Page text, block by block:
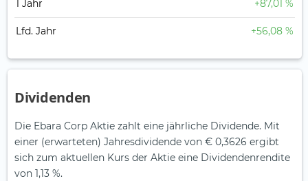
1 Jahr +87,01 %
Lfd. Jahr +56,08 %
Dividenden
Die Ebara Corp Aktie zahlt eine jährliche Dividende. Mit
einer (erwarteten) Jahresdividende von € 0,3626 ergibt
sich zum aktuellen Kurs der Aktie eine Dividendenrendite
von 1,13 %.